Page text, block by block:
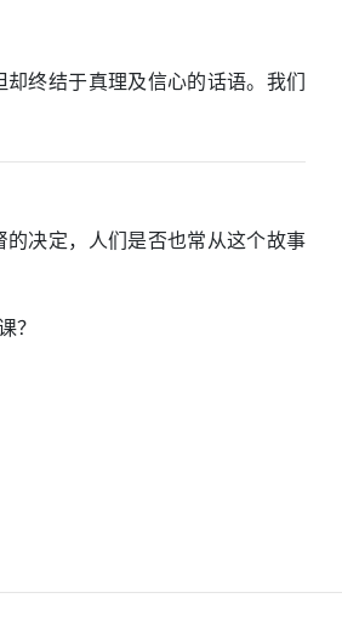
终结于真理及信心的话语。我们
决定，人们是否也常从这个故事
？